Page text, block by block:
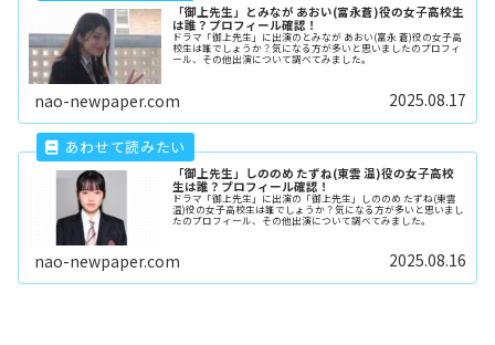
「御上先生」とみなが あおい(富永蒼)役の女子高校生
は誰？プロフィール確認！
ドラマ「御上先生」に出演のとみなが あおい(富永 蒼)役の女子高
校生は誰でしょうか？気になる方が多いと思いましたのプロフィ
ール、その他出演について調べてみました。
nao-newpaper.com 2025.08.17
「御上先生」しののめ たずね(東雲 温)役の女子高校
生は誰？プロフィール確認！
ドラマ「御上先生」に出演の「御上先生」しののめ たずね(東雲
温)役の女子高校生は誰でしょうか？気になる方が多いと思いまし
たのプロフィール、その他出演について調べてみました。
nao-newpaper.com 2025.08.16